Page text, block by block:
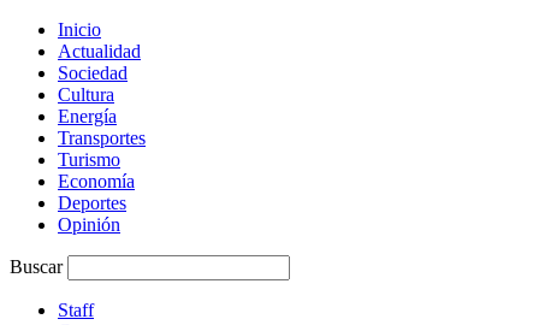
Inicio
Actualidad
Sociedad
Cultura
Energía
Transportes
Turismo
Economía
Deportes
Opinión
Buscar
Staff